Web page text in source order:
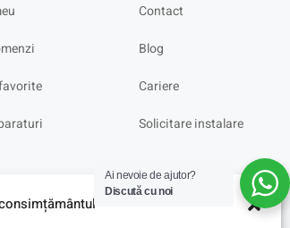
Contact
Blog
Cariere
Solicitare instalare
Ai nevoie de ajutor?
Discută cu noi